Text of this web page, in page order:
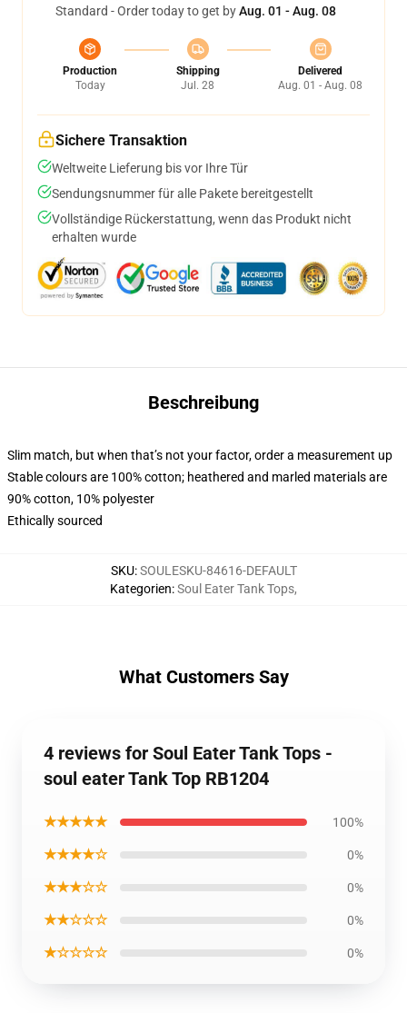
Standard - Order today to get byAug. 01 - Aug. 08
Production
Today
Shipping
Jul. 28
Delivered
Aug. 01 - Aug. 08
Sichere Transaktion
Weltweite Lieferung bis vor Ihre Tür
Sendungsnummer für alle Pakete bereitgestellt
Vollständige Rückerstattung, wenn das Produkt nicht
erhalten wurde
Beschreibung
Slim match, but when that’s not your factor, order a measurement up
Stable colours are 100% cotton; heathered and marled materials are
90% cotton, 10% polyester
Ethically sourced
SKU:SOULESKU-84616-DEFAULT
Kategorien:Soul Eater Tank Tops,
What Customers Say
4 reviews for Soul Eater Tank Tops -
soul eater Tank Top RB1204
★★★★★ 100%
★★★★☆ 0%
★★★☆☆ 0%
★★☆☆☆ 0%
★☆☆☆☆ 0%